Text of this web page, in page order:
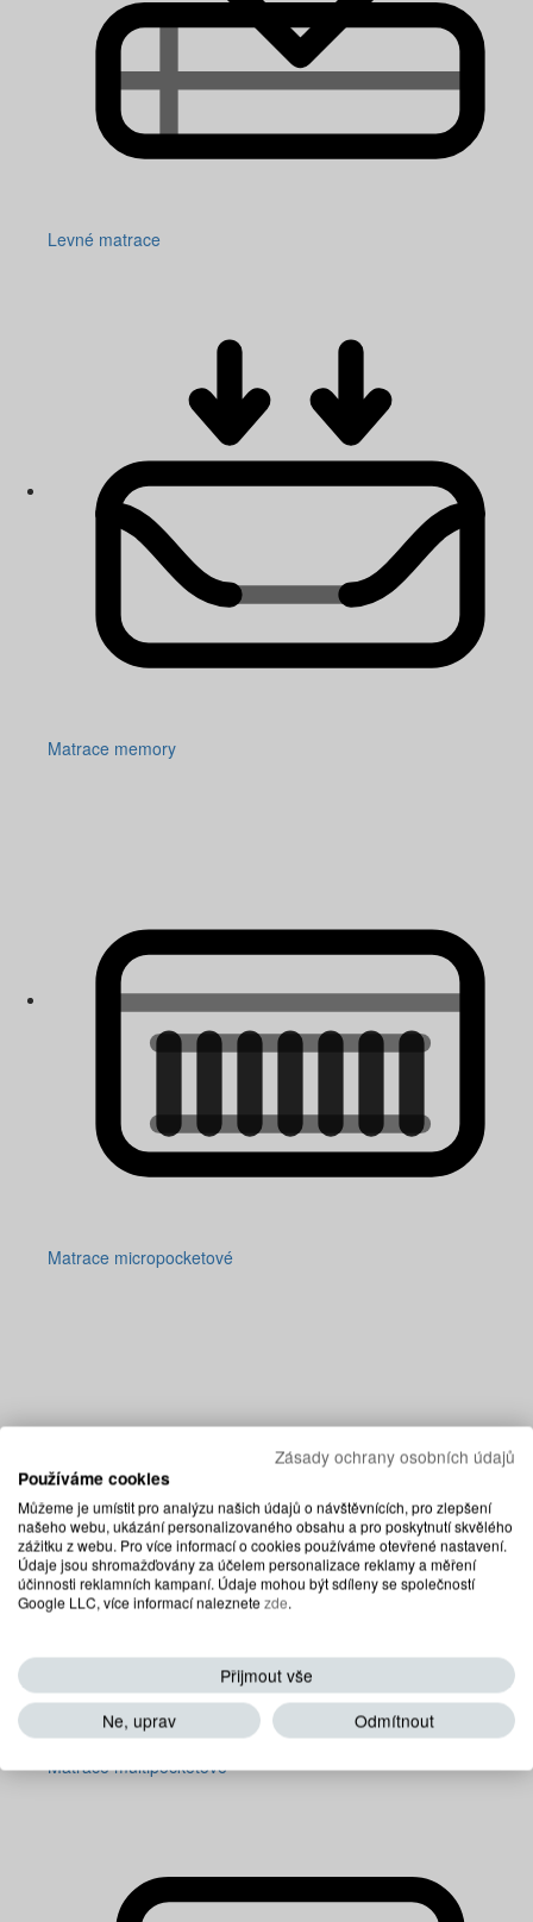
Levné matrace
Matrace memory
Matrace micropocketové
Matrace multipocketové
Zásady ochrany osobních údajů
Používáme cookies
Můžeme je umístit pro analýzu našich údajů o návštěvnících, pro zlepšení
našeho webu, ukázání personalizovaného obsahu a pro poskytnutí skvělého
zážitku z webu. Pro více informací o cookies používáme otevřené nastavení.
Údaje jsou shromažďovány za účelem personalizace reklamy a měření
účinnosti reklamních kampaní. Údaje mohou být sdíleny se společností
Google LLC, více informací naleznetezde.
Přijmout vše
Ne, uprav
Odmítnout